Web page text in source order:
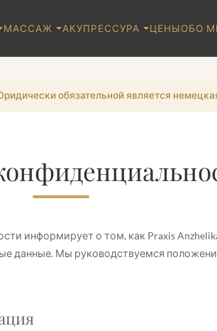
МАССАЖ АКУПРЕССУРА ЦЕНЫОБО
обязательной является
информирует о том, как Praxis
данные. Мы руководствуемся